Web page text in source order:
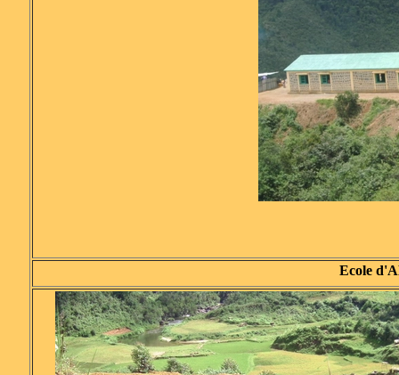
Ecole